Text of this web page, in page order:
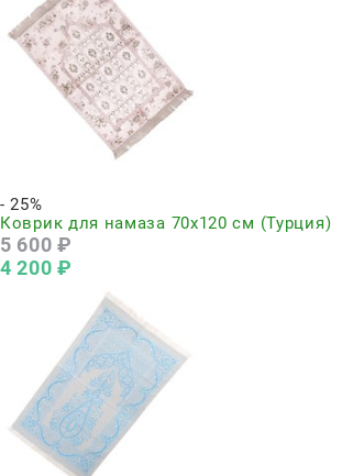
- 25%
Коврик для намаза 70х120 см (Турция)
5 600 ₽
4 200 ₽